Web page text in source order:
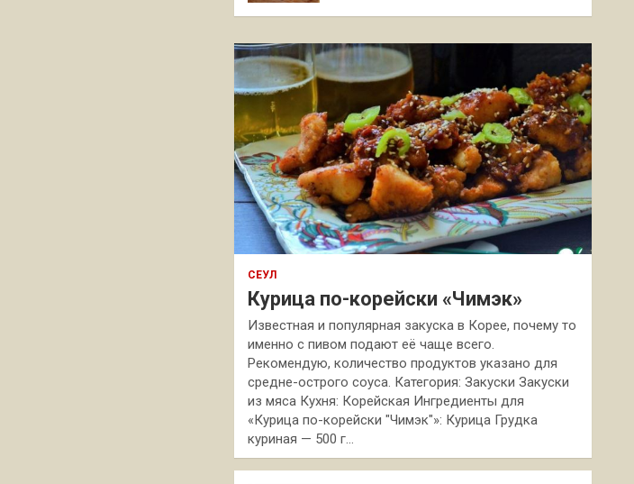
СЕУЛ
Курица по-корейски «Чимэк»
Известная и популярная закуска в Корее, почему то
именно с пивом подают её чаще всего.
Рекомендую, количество продуктов указано для
средне-острого соуса. Категория: Закуски Закуски
из мяса Кухня: Корейская Ингредиенты для
«Курица по-корейски "Чимэк"»: Курица Грудка
куриная — 500 г…